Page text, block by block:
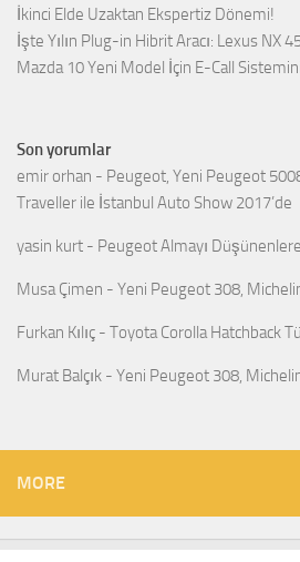
İkinci Elde Uzaktan Ekspertiz Dönemi!
İşte Yılın Plug-in Hibrit Aracı: Lexus NX
Mazda 10 Yeni Model İçin E-Call
Son yorumlar
emir orhan - Peugeot, Yeni Peugeot
Traveller ile İstanbul Auto Show 2017’de
yasin kurt - Peugeot Almayı
Musa Çimen - Yeni Peugeot 308,
Furkan Kılıç - Toyota Corolla Hatchback
Murat Balçık - Yeni Peugeot 308,
MORE